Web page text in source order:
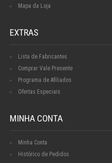
Mapa da Loja
EXTRAS
Lista de Fabricantes
Comprar Vale Presente
Programa de Afiliados
Ofertas Especiais
MINHA CONTA
Minha Conta
Histórico de Pedidos